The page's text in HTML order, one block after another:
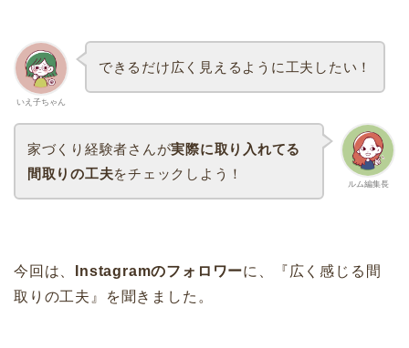
いえ子ちゃん
できるだけ広く見えるように工夫したい！
ルム編集長
家づくり経験者さんが実際に取り入れてる
間取りの工夫をチェックしよう！
今回は、 Instagramのフォロワーに、『広く感じる間
取りの工夫』を聞きました。